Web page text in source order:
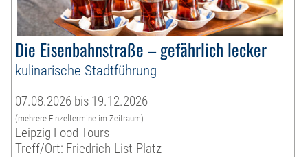
Die Eisenbahnstraße – gefährlich lecker
kulinarische Stadtführung
07.08.2026 bis 19.12.2026
(mehrere Einzeltermine im Zeitraum)
Leipzig Food Tours
Treff/Ort: Friedrich-List-Platz